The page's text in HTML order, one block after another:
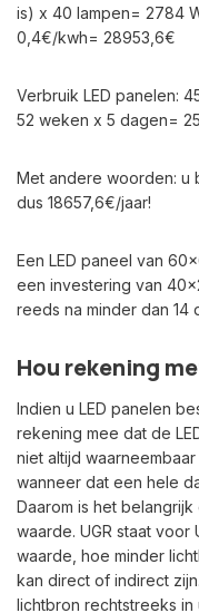
is) x 40 lampen= 2784
0,4€/kwh= 28953,6€
Verbruik LED panelen:
52 weken x 5 dagen=
Met andere woorden: u
dus 18657,6€/jaar!
Een LED paneel van
een investering van
reeds na minder dan 14
Hou rekening
Indien u LED panelen
rekening mee dat de
niet altijd
wanneer dat een hele
Daarom is het
waarde. UGR staat
waarde, hoe minder
kan direct of indirect
lichtbron rechtstreeks in